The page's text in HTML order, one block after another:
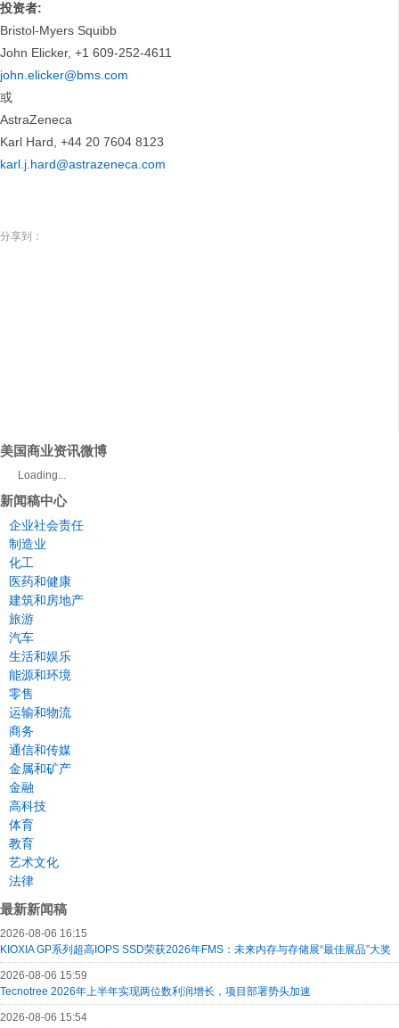
投资者:
Bristol-Myers Squibb
John Elicker, +1 609-252-4611
john.elicker@bms.com
或
AstraZeneca
Karl Hard, +44 20 7604 8123
karl.j.hard@astrazeneca.com
分享到：
美国商业资讯微博
Loading...
新闻稿中心
企业社会责任
制造业
化工
医药和健康
建筑和房地产
旅游
汽车
生活和娱乐
能源和环境
零售
运输和物流
商务
通信和传媒
金属和矿产
金融
高科技
体育
教育
艺术文化
法律
最新新闻稿
2026-08-06 16:15
KIOXIA GP系列超高IOPS SSD荣获2026年FMS：未来内存与存储展“最佳展品”大奖
2026-08-06 15:59
Tecnotree 2026年上半年实现两位数利润增长，项目部署势头加速
2026-08-06 15:54